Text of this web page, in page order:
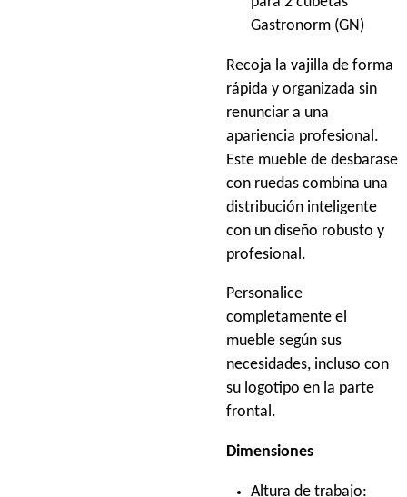
Gastronorm (GN)
Recoja la vajilla de forma
rápida y organizada sin
renunciar a una
apariencia profesional.
Este mueble de desbarase
con ruedas combina una
distribución inteligente
con un diseño robusto y
profesional.
Personalice
completamente el
mueble según sus
necesidades, incluso con
su logotipo en la parte
frontal.
Dimensiones
Altura de trabajo: